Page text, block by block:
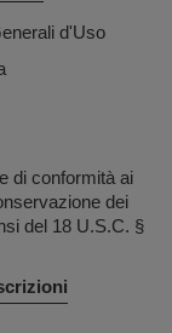
d'Uso
di conformità ai
dei
del 18 U.S.C. §